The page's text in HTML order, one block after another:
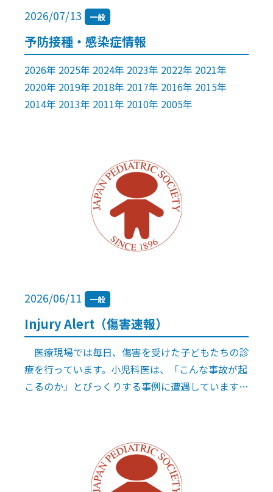
2026/07/13 一般
予防接種・感染症情報
2026年 2025年 2024年 2023年 2022年 2021年
2020年 2019年 2018年 2017年 2016年 2015年
2014年 2013年 2011年 2010年 2005年
2026/06/11 一般
Injury Alert（傷害速報）
医療現場では毎日、傷害を受けた子どもたちの診
療を行っています。小児科医は、「こんな事故が起
こるのか」とびっくりする事例に遭遇しています